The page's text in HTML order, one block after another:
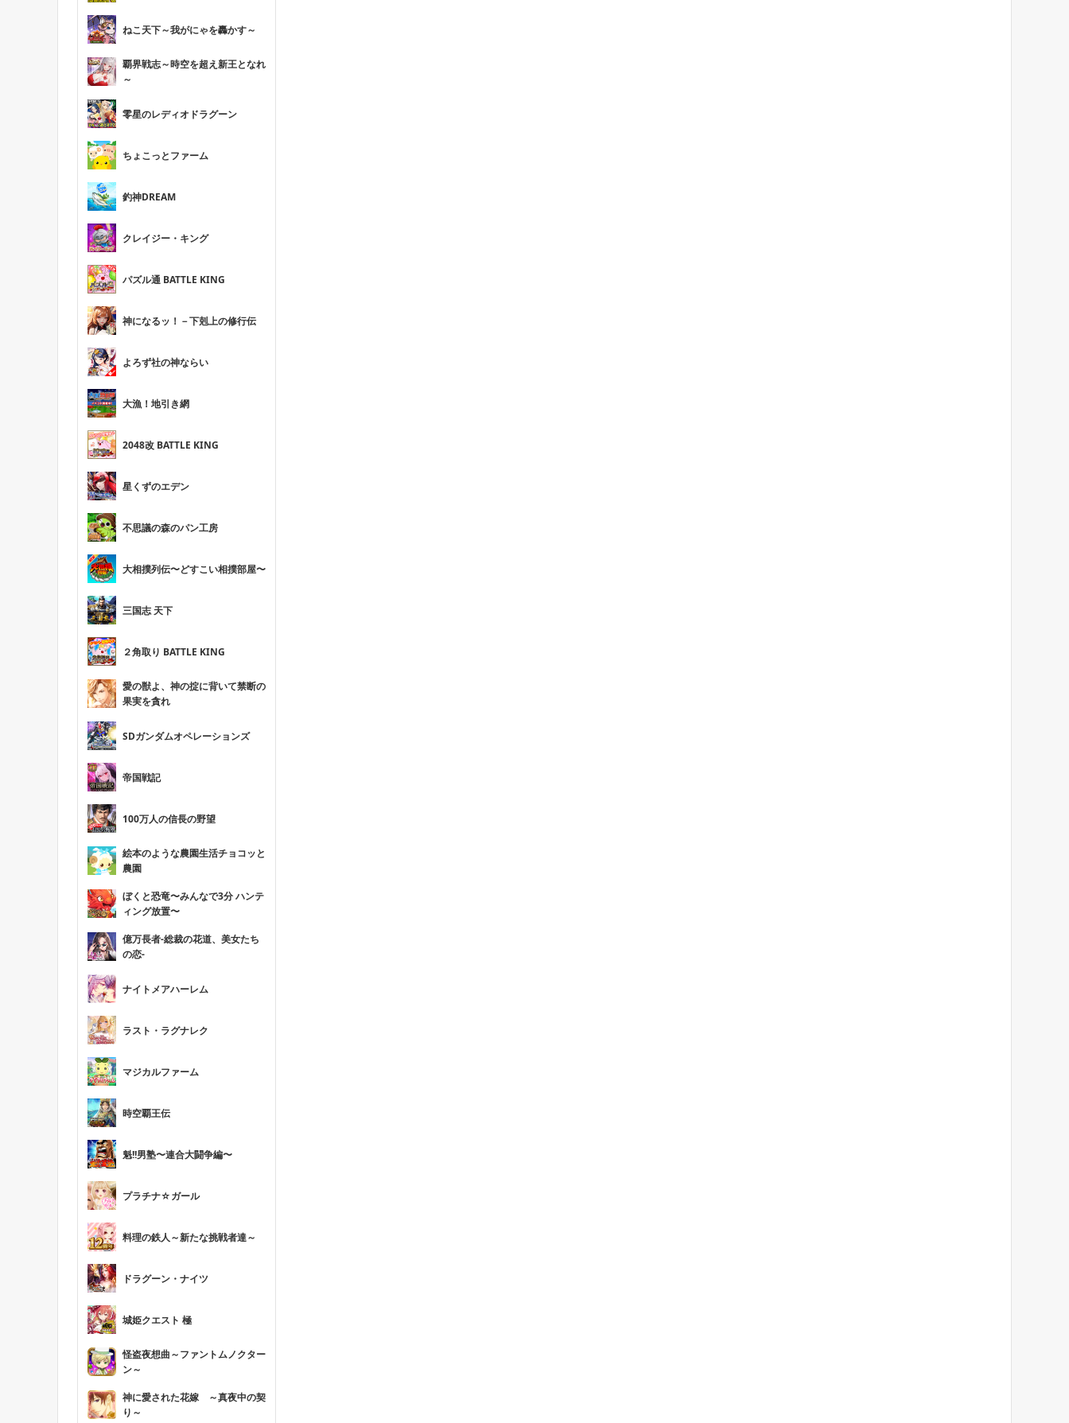
ねこ天下～我がにゃを轟かす～
覇界戦志～時空を超え新王となれ
～
零星のレディオドラグーン
ちょこっとファーム
釣神DREAM
クレイジー・キング
パズル通 BATTLE KING
神になるッ！－下剋上の修行伝
よろず社の神ならい
大漁！地引き網
2048改 BATTLE KING
星くずのエデン
不思議の森のパン工房
大相撲列伝〜どすこい相撲部屋〜
三国志 天下
２角取り BATTLE KING
愛の獣よ、神の掟に背いて禁断の
果実を貪れ
SDガンダムオペレーションズ
帝国戦記
100万人の信長の野望
絵本のような農園生活チョコッと
農園
ぼくと恐竜〜みんなで3分 ハンテ
ィング放置〜
億万長者-総裁の花道、美女たち
の恋-
ナイトメアハーレム
ラスト・ラグナレク
マジカルファーム
時空覇王伝
魁!!男塾〜連合大闘争編〜
プラチナ☆ガール
料理の鉄人～新たな挑戦者達～
ドラグーン・ナイツ
城姫クエスト 極
怪盗夜想曲～ファントムノクター
ン～
神に愛された花嫁 ～真夜中の契
り～